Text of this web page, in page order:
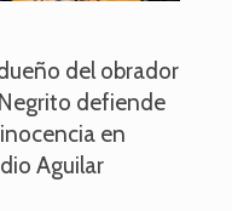
del obrador
defiende
en
Aguilar